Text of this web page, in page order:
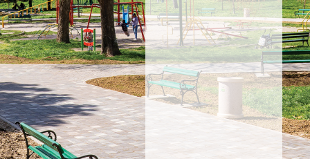
akcije,
proizvode
i
novosti.